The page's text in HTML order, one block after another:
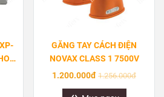
GĂNG TAY CÁCH ĐIỆN
NOVAX CLASS 1 7500V
1.200.000đ 1.256.000đ